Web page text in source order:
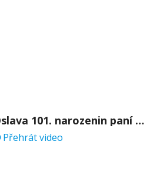
Oslava 101. narozenin paní Věry Skořepové
Přehrát video